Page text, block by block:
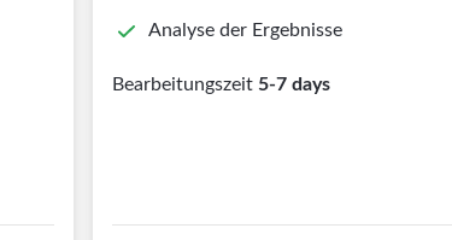
Analyse der Ergebnisse
Bearbeitungszeit 5-7 days